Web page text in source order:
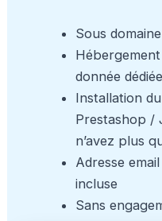
Sous
donnée
Installation
Prestashop /
n’avez plus
Adresse
incluse
Sans